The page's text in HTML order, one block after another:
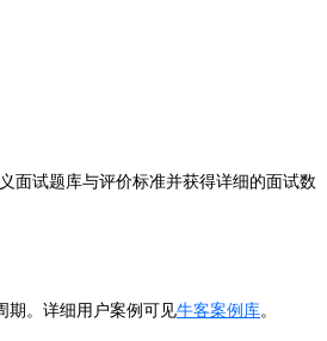
面试题库与评价标准并获得详细的面试数
期。详细用户案例可见牛客案例库。